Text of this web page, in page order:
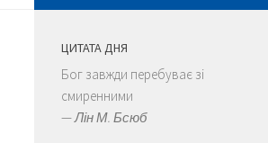
ЦИТАТА ДНЯ
Бог завжди перебуває зі
смиренними
—Лін М. Бсюб